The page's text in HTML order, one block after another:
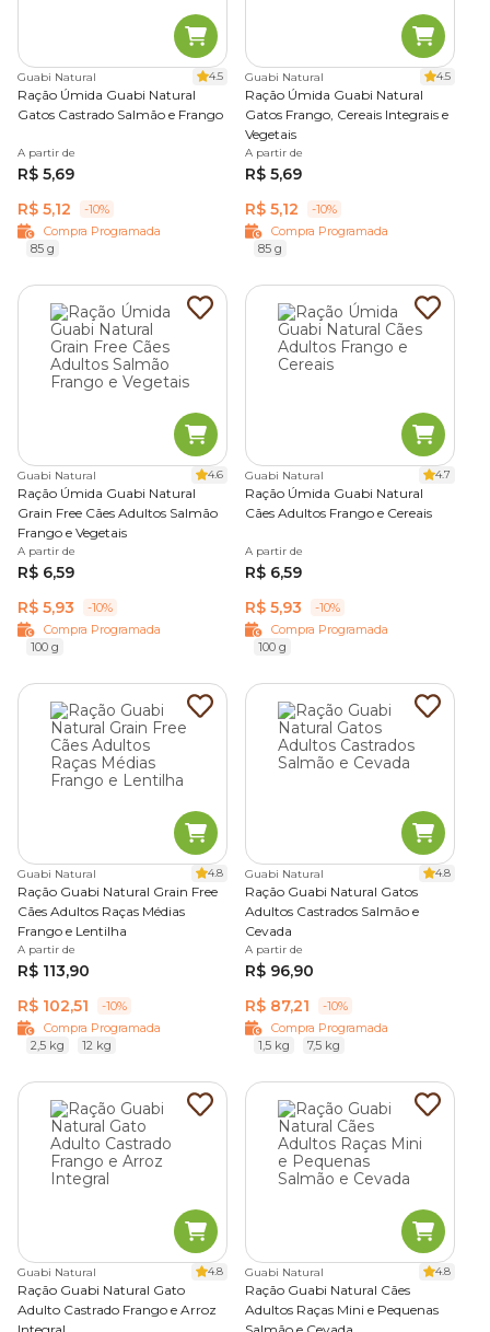
Guabi Natural 4.5
Ração Úmida Guabi Natural
Gatos Castrado Salmão e Frango
A partir de
R$ 5,69
R$ 5,12
-10%
Compra Programada
85 g
Guabi Natural 4.5
Ração Úmida Guabi Natural
Gatos Frango, Cereais Integrais e
Vegetais
A partir de
R$ 5,69
R$ 5,12
-10%
Compra Programada
85 g
Guabi Natural 4.6
Ração Úmida Guabi Natural
Grain Free Cães Adultos Salmão
Frango e Vegetais
A partir de
R$ 6,59
R$ 5,93
-10%
Compra Programada
100 g
Guabi Natural 4.7
Ração Úmida Guabi Natural
Cães Adultos Frango e Cereais
A partir de
R$ 6,59
R$ 5,93
-10%
Compra Programada
100 g
Guabi Natural 4.8
Ração Guabi Natural Grain Free
Cães Adultos Raças Médias
Frango e Lentilha
A partir de
R$ 113,90
R$ 102,51
-10%
Compra Programada
2,5 kg
12 kg
Guabi Natural 4.8
Ração Guabi Natural Gatos
Adultos Castrados Salmão e
Cevada
A partir de
R$ 96,90
R$ 87,21
-10%
Compra Programada
1,5 kg
7,5 kg
Guabi Natural 4.8
Ração Guabi Natural Gato
Adulto Castrado Frango e Arroz
Guabi Natural 4.8
Ração Guabi Natural Cães
Adultos Raças Mini e Pequenas